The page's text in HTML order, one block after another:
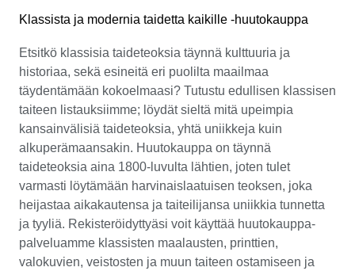
Klassista ja modernia taidetta kaikille -huutokauppa
Etsitkö klassisia taideteoksia täynnä kulttuuria ja
historiaa, sekä esineitä eri puolilta maailmaa
täydentämään kokoelmaasi? Tutustu edullisen klassisen
taiteen listauksiimme; löydät sieltä mitä upeimpia
kansainvälisiä taideteoksia, yhtä uniikkeja kuin
alkuperämaansakin. Huutokauppa on täynnä
taideteoksia aina 1800-luvulta lähtien, joten tulet
varmasti löytämään harvinaislaatuisen teoksen, joka
heijastaa aikakautensa ja taiteilijansa uniikkia tunnetta
ja tyyliä. Rekisteröidyttyäsi voit käyttää huutokauppa-
palveluamme klassisten maalausten, printtien,
valokuvien, veistosten ja muun taiteen ostamiseen ja